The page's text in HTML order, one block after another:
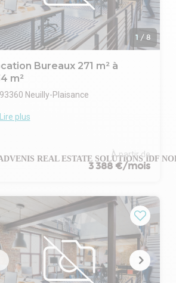
1 /8
Bureaux 271 m² à
m²
93360 Neuilly-Plaisance
CONSEIL vous propose à la
bureaux bénéficient de terrasses
et de nombreuses places de
biens sont disponibles immédiatement.
au pied de la RN34 (50 mètres) et du
A, station « Neuilly Plaisance », les
DE MARNE est un ensemble
de plusieurs immeubles de
de standing en R + 4 disposant
Lire plus
À partir de
3 388 €/mois